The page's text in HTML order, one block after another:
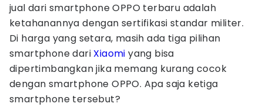
jual dari smartphone OPPO terbaru adalah
ketahanannya dengan sertifikasi standar militer.
Di harga yang setara, masih ada tiga pilihan
smartphone dari Xiaomi yang bisa
dipertimbangkan jika memang kurang cocok
dengan smartphone OPPO. Apa saja ketiga
smartphone tersebut?